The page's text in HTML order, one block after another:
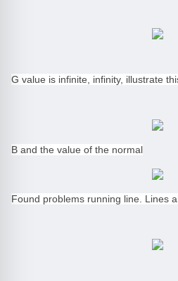
G value is infinite, infinity, illustrate
B and the value of the normal
Found problems running line. Lines